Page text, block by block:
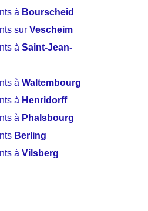
à Bourscheid
surVescheim
àSaint-Jean-
àWaltembourg
à Henridorff
à Phalsbourg
Berling
àVilsberg